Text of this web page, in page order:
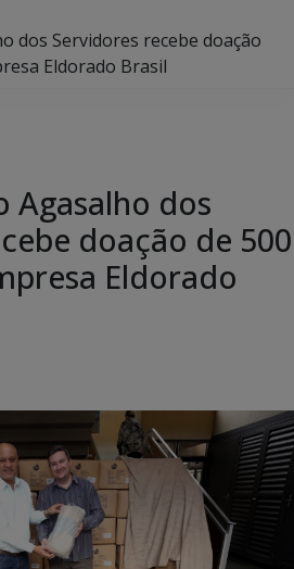
dos Servidores recebe doação
Eldorado Brasil
Agasalho dos
doação de 500
Eldorado